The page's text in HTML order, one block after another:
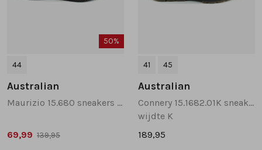
50%
44
Australian
Maurizio 15.680 sneakers bruin multi
69,99 139,95
41 45
Australian
Connery 15.1682.01K sneakers donkerblauw
wijdte K
189,95